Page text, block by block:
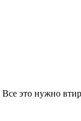
это нужно